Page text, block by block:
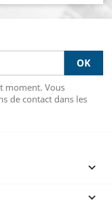
moment. Vous
de contact dans les

